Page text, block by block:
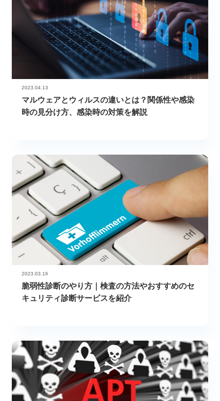
2023.04.13
マルウェアとウィルスの違いとは？関係性や感染
時の見分け方、感染時の対策を解説
2023.03.16
脆弱性診断のやり方｜検査の方法やおすすめのセ
キュリティ診断サービスを紹介